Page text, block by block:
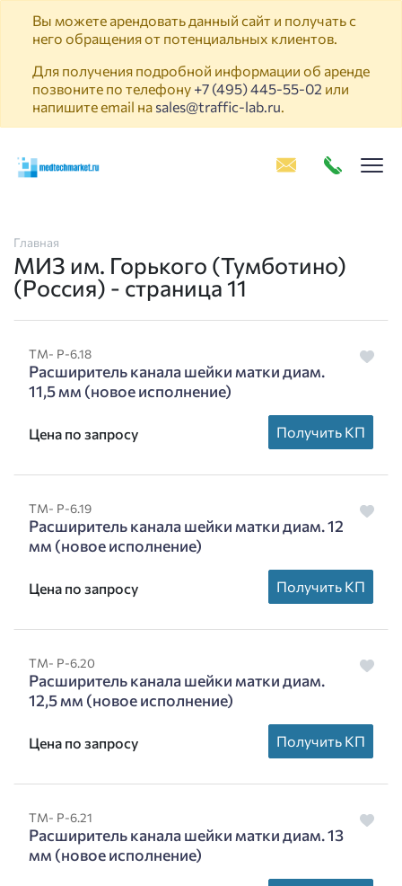
Вы можете арендовать данный сайт и получать с
него обращения от потенциальных клиентов.
Для получения подробной информации об аренде
позвоните по телефону +7 (495) 445-55-02 или
напишите email на sales@traffic-lab.ru.
Главная
МИЗ им. Горького (Тумботино)
(Россия) - страница 11
ТМ- Р-6.18
Расширитель канала шейки матки диам.
11,5 мм (новое исполнение)
Цена по запросу Получить КП
ТМ- Р-6.19
Расширитель канала шейки матки диам. 12
мм (новое исполнение)
Цена по запросу Получить КП
ТМ- Р-6.20
Расширитель канала шейки матки диам.
12,5 мм (новое исполнение)
Цена по запросу Получить КП
ТМ- Р-6.21
Расширитель канала шейки матки диам. 13
мм (новое исполнение)